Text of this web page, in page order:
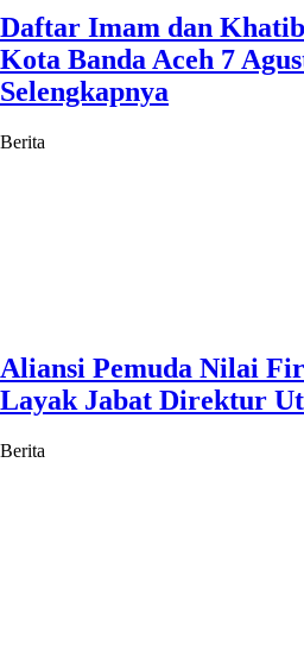
Daftar Imam dan
Kota Banda Aceh 7
Selengkapnya
Berita
Aliansi Pemuda Nilai
Layak Jabat Direktur
Berita